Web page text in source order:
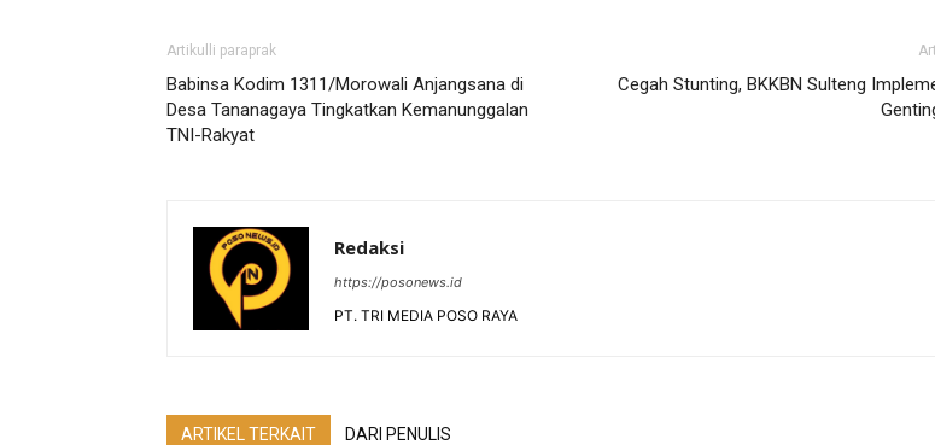
Artikulli paraprak
Babinsa Kodim 1311/Morowali Anjangsana di
Desa Tananagaya Tingkatkan Kemanunggalan
TNI-Rakyat
Cegah Stunting, BKKBN Sulteng
Redaksi
https://posonews.id
PT. TRI MEDIA POSO RAYA
ARTIKEL TERKAIT DARI PENULIS